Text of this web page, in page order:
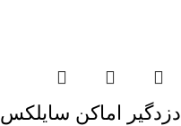
دزدگیر اماکن سایلکس SG8 LITE